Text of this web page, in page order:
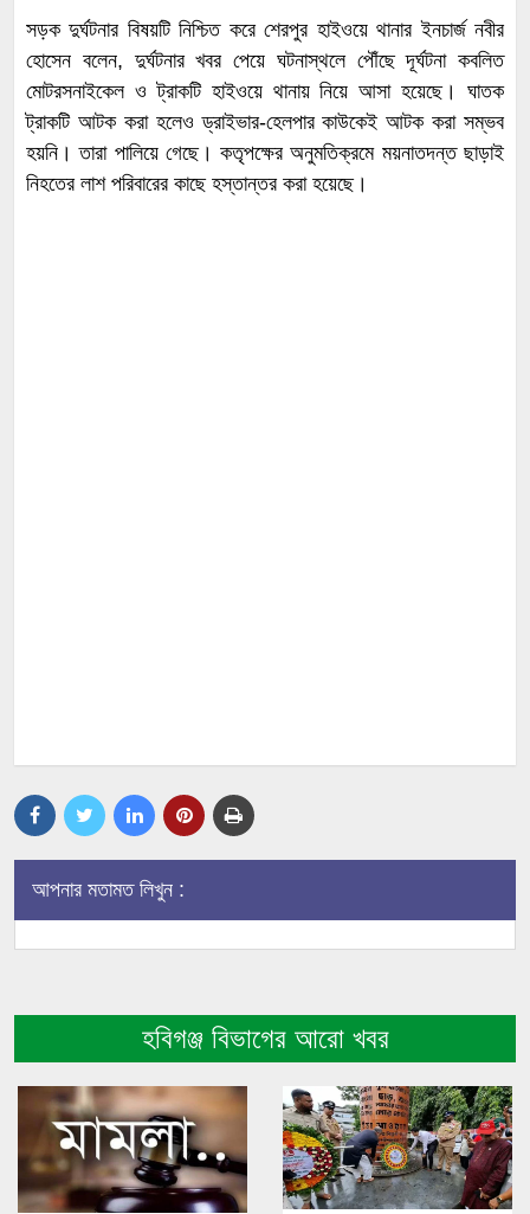
সড়ক দুর্ঘটনার বিষয়টি নিশ্চিত করে শেরপুর হাইওয়ে থানার ইনচার্জ নবীর
হোসেন বলেন, দুর্ঘটনার খবর পেয়ে ঘটনাস্থলে পৌঁছে দূর্ঘটনা কবলিত
মোটরসনাইকেল ও ট্রাকটি হাইওয়ে থানায় নিয়ে আসা হয়েছে। ঘাতক
ট্রাকটি আটক করা হলেও ড্রাইভার-হেলপার কাউকেই আটক করা সম্ভব
হয়নি। তারা পালিয়ে গেছে। কতৃপক্ষের অনুমতিক্রমে ময়নাতদন্ত ছাড়াই
নিহতের লাশ পরিবারের কাছে হস্তান্তর করা হয়েছে।
আপনার মতামত লিখুন :
হবিগঞ্জ বিভাগের আরো খবর